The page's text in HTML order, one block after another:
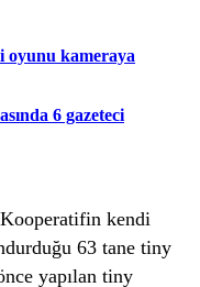
oyunu kameraya
6 gazeteci
kendi
63 tane tiny
yapılan tiny